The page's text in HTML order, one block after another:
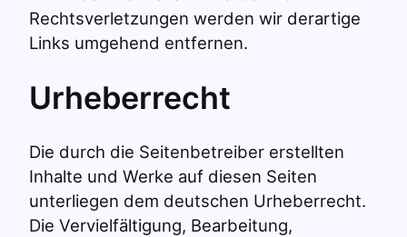
Rechtsverletzungen werden wir derartige
Links umgehend entfernen.
Urheberrecht
Die durch die Seitenbetreiber erstellten
Inhalte und Werke auf diesen Seiten
unterliegen dem deutschen Urheberrecht.
Die Vervielfältigung, Bearbeitung,